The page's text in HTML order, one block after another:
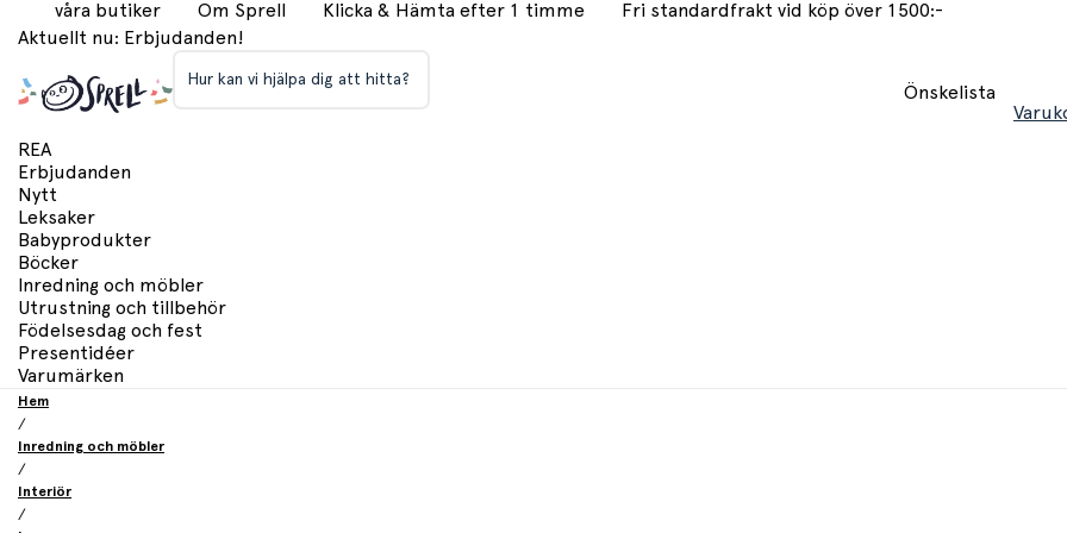
våra butiker Om Sprell Klicka & Hämta efter 1 timme
Fri standardfrakt vid köp över 1500:-
Aktuellt nu: Erbjudanden!
Hur kan vi hjälpa dig att hitta?
Önskelista
REA
Erbjudanden
Nytt
Leksaker
Babyprodukter
Böcker
Inredning och möbler
Utrustning och tillbehör
Födelsesdag och fest
Presentidéer
Varumärken
Hem
/
Inredning och möbler
/
Interiör
/